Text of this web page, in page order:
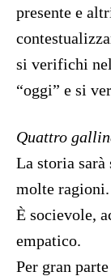
presente e
si verifichi nel
“oggi” e si
Quattro
La storia
molte ragioni.
È socievole,
empatico.
Per gran